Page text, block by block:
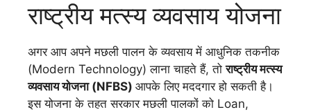
राष्ट्रीय मत्स्य व्यवसाय योजना
अगर आप अपने मछली पालन के व्यवसाय में आधुनिक तकनीक
(Modern Technology) लाना चाहते हैं, तोराष्ट्रीय मत्स्य
व्यवसाय योजना (NFBS) आपके लिए मददगार हो सकती है।
इस योजना के तहत सरकार मछली पालकों को Loan,